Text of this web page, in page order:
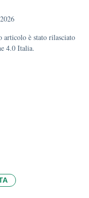
articolo è stato rilasciato
4.0 Italia.